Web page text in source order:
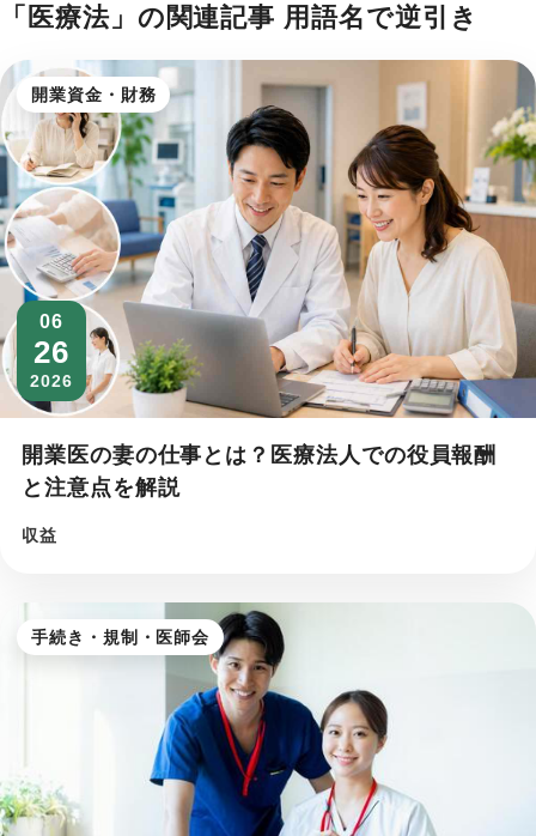
「医療法」の関連記事 用語名で逆引き
開業資金・財務
06
26
2026
開業医の妻の仕事とは？医療法人での役員報酬
と注意点を解説
収益
手続き・規制・医師会